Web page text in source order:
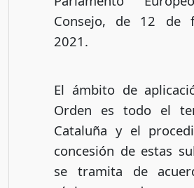
Consejo, de 12 de
2021.
El ámbito de
Orden es todo el
Cataluña y el
concesión de estas
se tramita de